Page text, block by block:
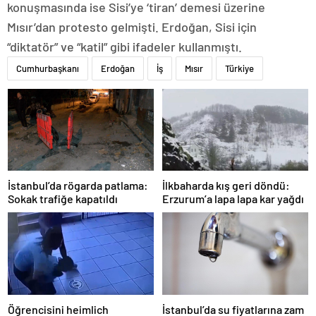
konuşmasında ise Sisi’ye ‘tiran’ demesi üzerine
Mısır’dan protesto gelmişti. Erdoğan, Sisi için
“diktatör” ve “katil” gibi ifadeler kullanmıştı.
Cumhurbaşkanı Erdoğan İş Mısır Türkiye
İstanbul’da rögarda patlama:
Sokak trafiğe kapatıldı
İlkbaharda kış geri döndü:
Erzurum’a lapa lapa kar yağdı
Öğrencisini heimlich
İstanbul’da su fiyatlarına zam